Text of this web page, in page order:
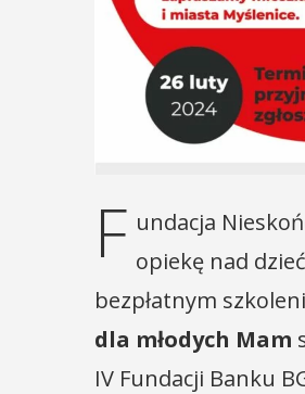
F undacja
opiekę nad
bezpłatnym
dla młodych Mam
IV Fundacji Banku